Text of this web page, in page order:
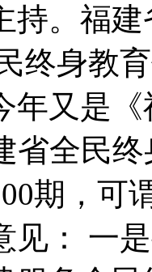
持。福
终身教
年又是
省全民
期，可
见： 一